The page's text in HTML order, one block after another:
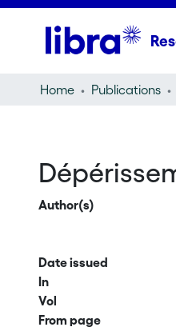
Home Publications
Author(s)
Date issued
In
Vol
From page